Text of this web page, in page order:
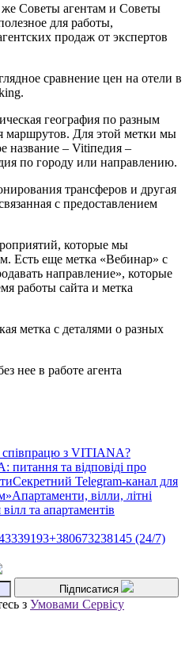
Советы агентам и Советы
для работы,
продаж от экспертов
сравнение цен на отели в
география по разным
маршрутов. Для этой метки мы
название – Vitiпедия –
по городу или направлению.
трансферов и другая
с предоставлением
которые мы
Есть еще метка «Вебинар» с
направление», которые
работы сайта и метка
метка с деталями о разных
нее в работе агента
співпрацю з VITIANA?
питання та відповіді про
Секретний Telegram-канал для
Апартаменти, вілли, літні
та апартаментів
+380673238145 (24/7)
Підписатися
з Умовами Сервісу